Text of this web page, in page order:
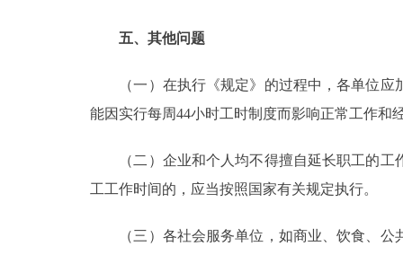
五、其他问题
（一）在执行《规定》的过程中，各单位应
能因实行每周44小时工时制度而影响正常工作和
（二）企业和个人均不得擅自延长职工的工
工工作时间的，应当按照国家有关规定执行。
（三）各社会服务单位，如商业、饮食、公